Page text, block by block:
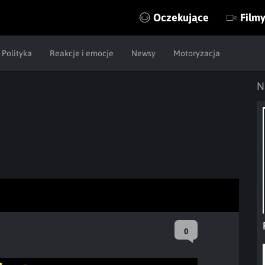
Oczekujące Filmy
Polityka Reakcje i emocje Newsy Motoryzacja
0